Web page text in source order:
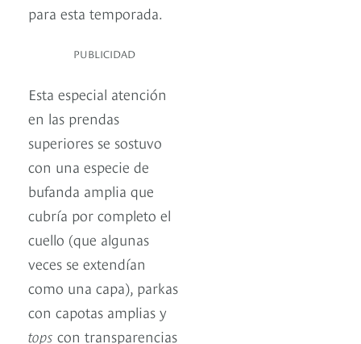
para esta temporada.
PUBLICIDAD
Esta especial atención
en las prendas
superiores se sostuvo
con una especie de
bufanda amplia que
cubría por completo el
cuello (que algunas
veces se extendían
como una capa), parkas
con capotas amplias y
tops con transparencias